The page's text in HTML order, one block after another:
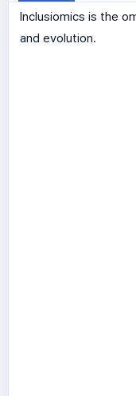
Inclusiomics is the
and evolution.